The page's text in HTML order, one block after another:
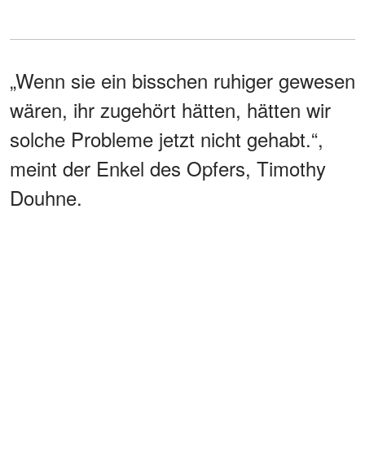
„Wenn sie ein bisschen ruhiger gewesen
wären, ihr zugehört hätten, hätten wir
solche Probleme jetzt nicht gehabt.“,
meint der Enkel des Opfers, Timothy
Douhne.